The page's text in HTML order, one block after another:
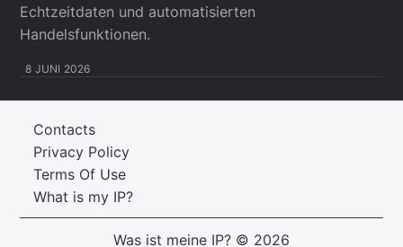
Echtzeitdaten und automatisierten
Handelsfunktionen.
8 JUNI 2026
What is my IP?
Terms Of Use
Privacy Policy
Contacts
Was ist meine IP? © 2026